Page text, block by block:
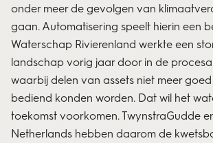
onder meer de gevolgen van
gaan. Automatisering speelt hierin een
Waterschap Rivierenland werkte een
landschap vorig jaar door in de
waarbij delen van assets niet meer
bediend konden worden. Dat wil het
toekomst voorkomen. TwynstraGudde
Netherlands hebben daarom de